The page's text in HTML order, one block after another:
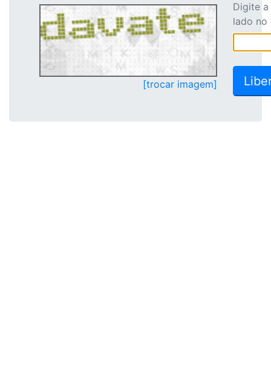
[trocar imagem]
Digite
lado no